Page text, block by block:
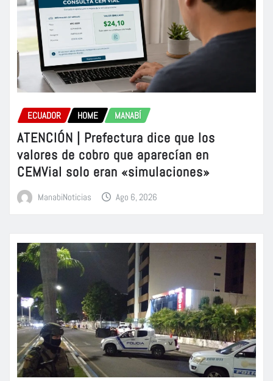
ECUADOR HOME MANABÍ
ATENCIÓN | Prefectura dice que los
valores de cobro que aparecían en
CEMVial solo eran «simulaciones»
ManabiNoticias Ago 6, 2026